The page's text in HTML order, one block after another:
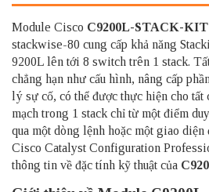
Module Cisco C9200L-STACK-KIT
stackwise-80 cung cấp khả năng
9200L lên tới 8 switch trên 1 stack.
chẳng hạn như cấu hình, nâng cấp
lý sự cố, có thể được thực hiện cho tất
mạch trong 1 stack chỉ từ một điểm
qua một dòng lệnh hoặc một giao
Cisco Catalyst Configuration
thông tin về đặc tính kỹ thuật của